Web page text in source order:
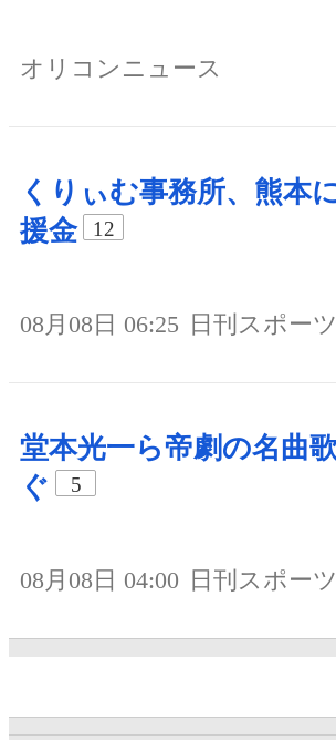
オリコンニュース
くりぃむ事務所、熊本
援金
12
08月08日 06:25 日刊スポーツ
堂本光一ら帝劇の名曲
ぐ
5
08月08日 04:00 日刊スポーツ